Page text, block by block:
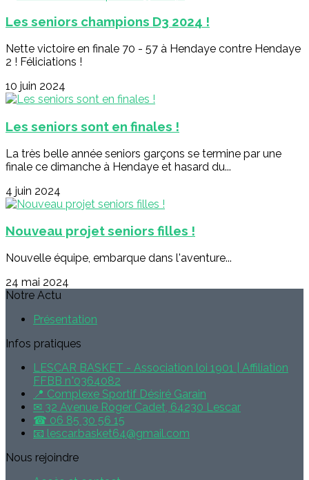
Les seniors champions D3 2024 !
Nette victoire en finale 70 - 57 à Hendaye contre Hendaye
2 ! Féliciations !
10 juin 2024
Les seniors sont en finales !
La très belle année seniors garçons se termine par une
finale ce dimanche à Hendaye et hasard du...
4 juin 2024
Nouveau projet seniors filles !
Nouvelle équipe, embarque dans l'aventure...
24 mai 2024
Notre Actu
Présentation
Infos pratiques
LESCAR BASKET - Association loi 1901 | Affiliation
FFBB n°0364082
📍 Complexe Sportif Désiré Garain
✉ 32 Avenue Roger Cadet, 64230 Lescar
☎ 06 85 30 56 15
📧 lescar.basket64@gmail.com
Nous rejoindre